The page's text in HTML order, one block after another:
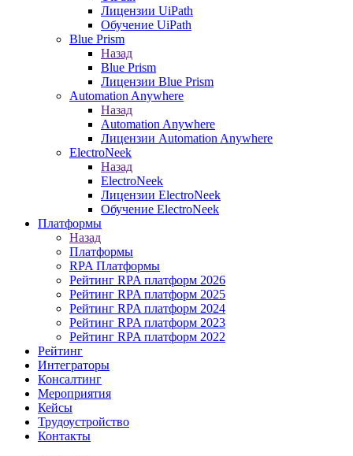
Лицензии UiPath
Обучение UiPath
Blue Prism
Назад
Blue Prism
Лицензии Blue Prism
Automation Anywhere
Назад
Automation Anywhere
Лицензии Automation Anywhere
ElectroNeek
Назад
ElectroNeek
Лицензии ElectroNeek
Обучение ElectroNeek
Платформы
Назад
Платформы
RPA Платформы
Рейтинг RPA платформ 2026
Рейтинг RPA платформ 2025
Рейтинг RPA платформ 2024
Рейтинг RPA платформ 2023
Рейтинг RPA платформ 2022
Рейтинг
Интеграторы
Консалтинг
Mероприятия
Кейсы
Трудоустройство
Контакты